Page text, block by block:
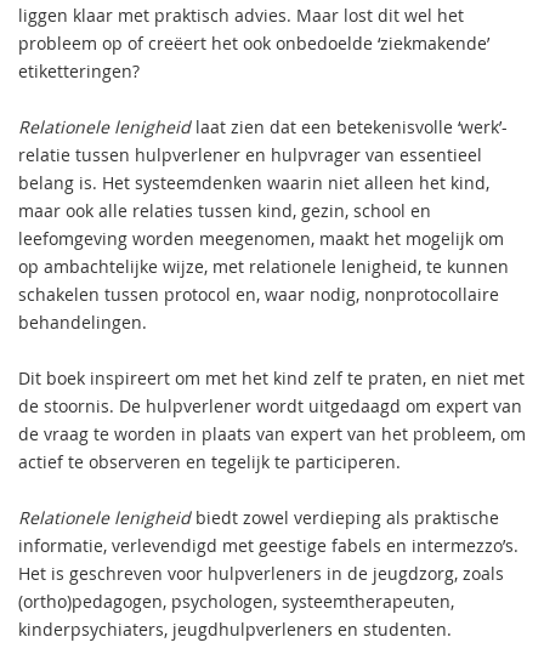
liggen klaar met praktisch advies. Maar lost dit wel het
probleem op of creëert het ook onbedoelde ‘ziekmakende’
etiketteringen?
Relationele lenigheid laat zien dat een betekenisvolle ‘werk’-
relatie tussen hulpverlener en hulpvrager van essentieel
belang is. Het systeemdenken waarin niet alleen het kind,
maar ook alle relaties tussen kind, gezin, school en
leefomgeving worden meegenomen, maakt het mogelijk om
op ambachtelijke wijze, met relationele lenigheid, te kunnen
schakelen tussen protocol en, waar nodig, nonprotocollaire
behandelingen.
Dit boek inspireert om met het kind zelf te praten, en niet met
de stoornis. De hulpverlener wordt uitgedaagd om expert van
de vraag te worden in plaats van expert van het probleem, om
actief te observeren en tegelijk te participeren.
Relationele lenigheid biedt zowel verdieping als praktische
informatie, verlevendigd met geestige fabels en intermezzo’s.
Het is geschreven voor hulpverleners in de jeugdzorg, zoals
(ortho)pedagogen, psychologen, systeemtherapeuten,
kinderpsychiaters, jeugdhulpverleners en studenten.